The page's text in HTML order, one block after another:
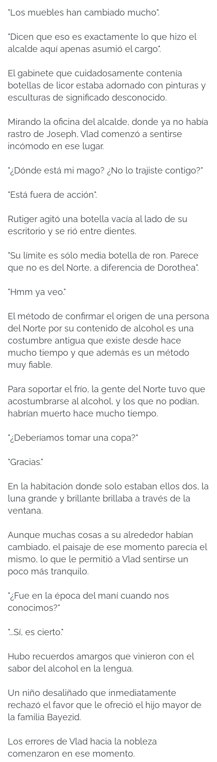
"Los muebles han cambiado mucho".
"Dicen que eso es exactamente lo que hizo el
alcalde aquí apenas asumió el cargo".
El gabinete que cuidadosamente contenía
botellas de licor estaba adornado con pinturas y
esculturas de significado desconocido.
Mirando la oficina del alcalde, donde ya no había
rastro de Joseph, Vlad comenzó a sentirse
incómodo en ese lugar.
"¿Dónde está mi mago? ¿No lo trajiste contigo?"
"Está fuera de acción".
Rutiger agitó una botella vacía al lado de su
escritorio y se rió entre dientes.
"Su límite es sólo media botella de ron. Parece
que no es del Norte, a diferencia de Dorothea".
"Hmm ya veo."
El método de confirmar el origen de una persona
del Norte por su contenido de alcohol es una
costumbre antigua que existe desde hace
mucho tiempo y que además es un método
muy fiable.
Para soportar el frío, la gente del Norte tuvo que
acostumbrarse al alcohol, y los que no podían,
habrían muerto hace mucho tiempo.
"¿Deberíamos tomar una copa?"
"Gracias."
En la habitación donde solo estaban ellos dos, la
luna grande y brillante brillaba a través de la
ventana.
Aunque muchas cosas a su alrededor habían
cambiado, el paisaje de ese momento parecía el
mismo, lo que le permitió a Vlad sentirse un
poco más tranquilo.
"¿Fue en la época del maní cuando nos
conocimos?"
"...Sí, es cierto."
Hubo recuerdos amargos que vinieron con el
sabor del alcohol en la lengua.
Un niño desaliñado que inmediatamente
rechazó el favor que le ofreció el hijo mayor de
la familia Bayezid.
Los errores de Vlad hacia la nobleza
comenzaron en ese momento.